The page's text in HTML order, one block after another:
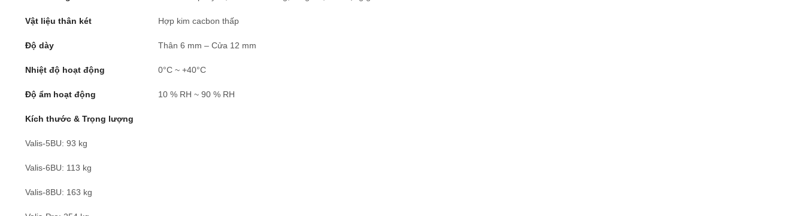
Vật liệu thân két Hợp kim cacbon thấp
Độ dày Thân 6 mm – Cửa 12 mm
Nhiệt độ hoạt động 0°C ~ +40°C
Độ ẩm hoạt động 10 % RH ~ 90 % RH
Kích thước & Trọng lượng
Valis-5BU: 93 kg
Valis-6BU: 113 kg
Valis-8BU: 163 kg